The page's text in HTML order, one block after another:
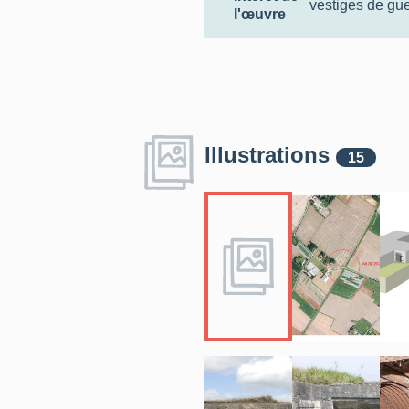
l'œuvre
vestiges de
Illustrations 15